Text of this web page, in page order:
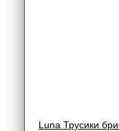
Luna Трусики